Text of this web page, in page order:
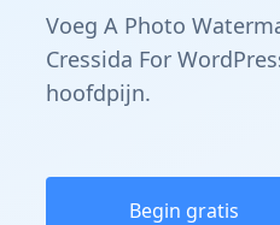
Voeg A Photo
Cressida For
hoofdpijn.
Begin gratis